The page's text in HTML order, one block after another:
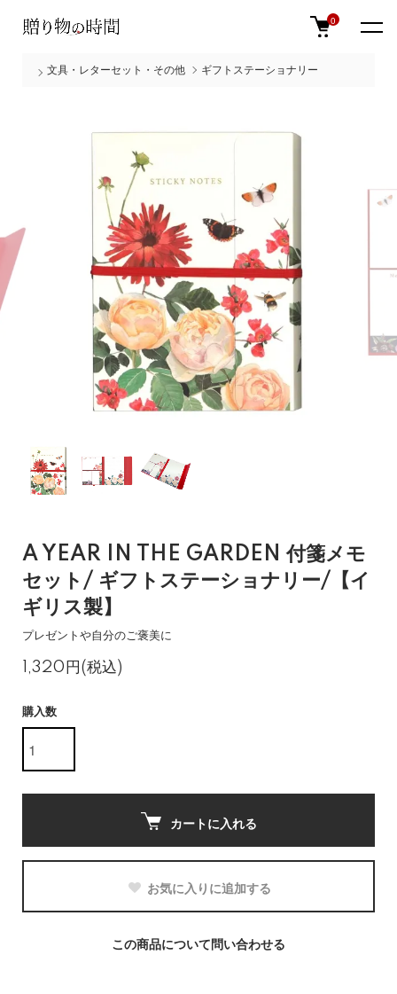
0
文具・レターセット・その他 ギフトステーショナリー
A YEAR IN THE GARDEN 付箋メモ
セット/ ギフトステーショナリー/【イ
ギリス製】
プレゼントや自分のご褒美に
1,320円(税込)
購入数
カートに入れる
お気に入りに追加する
この商品について問い合わせる